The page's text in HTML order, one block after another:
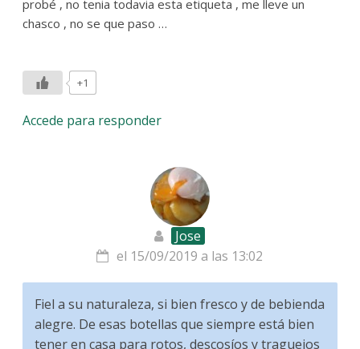
probé , no tenia todavia esta etiqueta , me lleve un
chasco , no se que paso …
+1
Accede para responder
Jose
el 15/09/2019 a las 13:02
Fiel a su naturaleza, si bien fresco y de bebienda
alegre. De esas botellas que siempre está bien
tener en casa para rotos, descosíos y traguejos